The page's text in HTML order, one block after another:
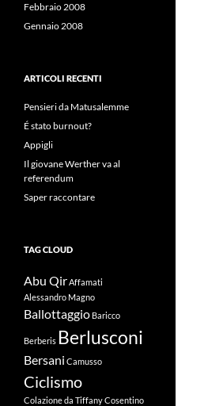
Febbraio 2008
Gennaio 2008
ARTICOLI RECENTI
Pensieri da Matusalemme
É stato burnout?
Appigli
Il giovane Werther va al
referendum
Saper raccontare
TAG CLOUD
Abu QirAffamati
Alessandro Magno
Ballottaggio Baricco
Berberis Berlusconi
Bersani Camusso
Ciclismo
Colazione da TiffanyCosentino